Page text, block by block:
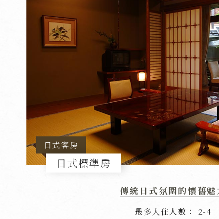
日式客房
日式標準房
傳統日式氛圍的懷舊魅
最多入住人數
2-4